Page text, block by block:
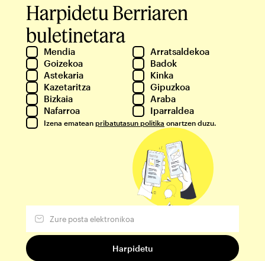
Harpidetu Berriaren
buletinetara
Mendia
Arratsaldekoa
Goizekoa
Badok
Astekaria
Kinka
Kazetaritza
Gipuzkoa
Bizkaia
Araba
Nafarroa
Iparraldea
Izena ematean pribatutasun politika onartzen duzu.